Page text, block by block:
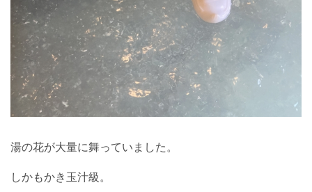
湯の花が大量に舞っていました。
しかもかき玉汁級。